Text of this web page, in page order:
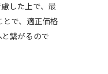
した上で、最
とで、適正価格
繋がるので